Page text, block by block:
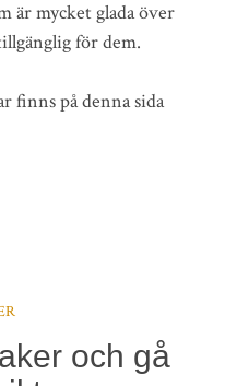
är mycket glada över
för dem.
finns på denna sida
och gå